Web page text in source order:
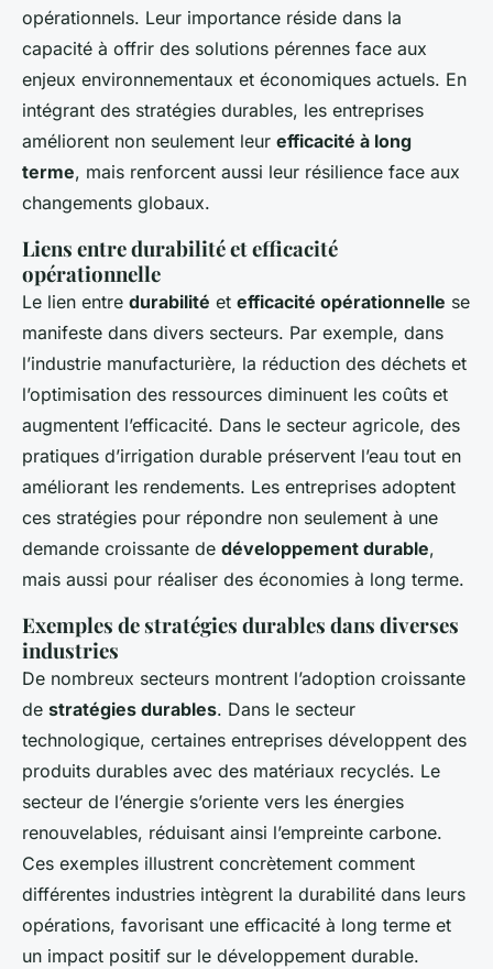
opérationnels. Leur importance réside dans la
capacité à offrir des solutions pérennes face aux
enjeux environnementaux et économiques actuels. En
intégrant des stratégies durables, les entreprises
améliorent non seulement leur efficacité à long
terme, mais renforcent aussi leur résilience face aux
changements globaux.
Liens entre durabilité et efficacité
opérationnelle
Le lien entre durabilité et efficacité opérationnelle se
manifeste dans divers secteurs. Par exemple, dans
l’industrie manufacturière, la réduction des déchets et
l’optimisation des ressources diminuent les coûts et
augmentent l’efficacité. Dans le secteur agricole, des
pratiques d’irrigation durable préservent l’eau tout en
améliorant les rendements. Les entreprises adoptent
ces stratégies pour répondre non seulement à une
demande croissante de développement durable,
mais aussi pour réaliser des économies à long terme.
Exemples de stratégies durables dans diverses
industries
De nombreux secteurs montrent l’adoption croissante
de stratégies durables. Dans le secteur
technologique, certaines entreprises développent des
produits durables avec des matériaux recyclés. Le
secteur de l’énergie s’oriente vers les énergies
renouvelables, réduisant ainsi l’empreinte carbone.
Ces exemples illustrent concrètement comment
différentes industries intègrent la durabilité dans leurs
opérations, favorisant une efficacité à long terme et
un impact positif sur le développement durable.